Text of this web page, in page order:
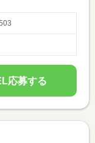
応募する